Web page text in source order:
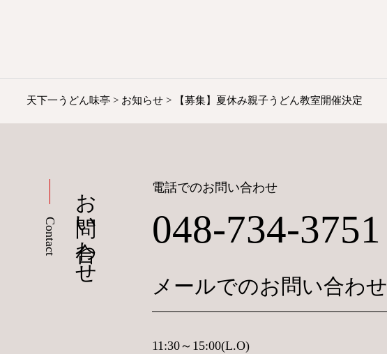
天下一うどん味亭> お知らせ> 【募集】夏休み親子うどん教室開催決定
お問い合わせ
Contact
電話でのお問い合わせ
048-734-3751
メールでのお問い合わせ
11:30～15:00(L.O)